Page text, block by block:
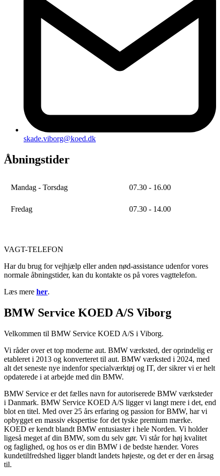
skade.viborg@koed.dk
Åbningstider
Mandag - Torsdag 07.30 - 16.00
Fredag 07.30 - 14.00
VAGT-TELEFON
Har du brug for vejhjælp eller anden nød-assistance udenfor vores
normale åbningstider, kan du kontakte os på vores vagttelefon.
Læs mere her.
BMW Service KOED A/S Viborg
Velkommen til BMW Service KOED A/S i Viborg.
Vi råder over et top moderne aut. BMW værksted, der oprindelig er
etableret i 2013 og konverteret til aut. BMW værksted i 2024, med
alt det seneste nye indenfor specialværktøj og IT, der sikrer vi er helt
opdaterede i at arbejde med din BMW.
BMW Service er det fælles navn for autoriserede BMW værksteder
i Danmark. BMW Service KOED A/S ligger vi langt mere i det, end
blot en titel. Med over 25 års erfaring og passion for BMW, har vi
opbygget en massiv ekspertise for det tyske premium mærke.
KOED er kendt blandt BMW entusiaster i hele Norden. Vi holder
ligeså meget af din BMW, som du selv gør. Vi står for høj kvalitet
og faglighed, og hos os er din BMW i de bedste hænder. Vores
kundetilfredshed ligger blandt landets højeste, og det er der en årsag
til.